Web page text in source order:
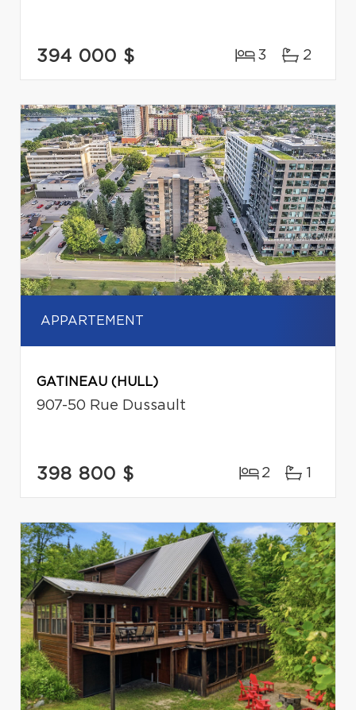
394 000 $ 3 2
APPARTEMENT
GATINEAU (HULL)
907-50 Rue Dussault
398 800 $ 2 1